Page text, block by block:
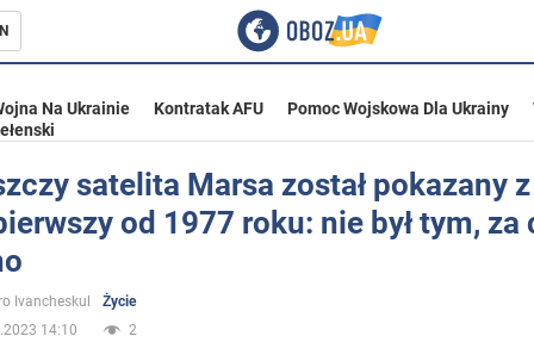
Na Ukrainie Kontratak AFU Pomoc Wojskowa Dla Ukrainy
satelita Marsa został pokazany
od 1977 roku: nie był tym, za
Ivancheskul
Życie
14:10
2